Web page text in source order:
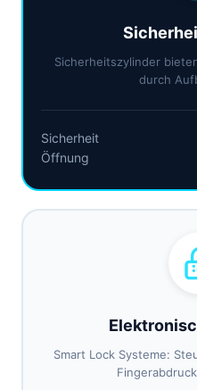
Sicherheitszylinder
durch
Sicherheit
Öffnung
Smart Lock Systeme: